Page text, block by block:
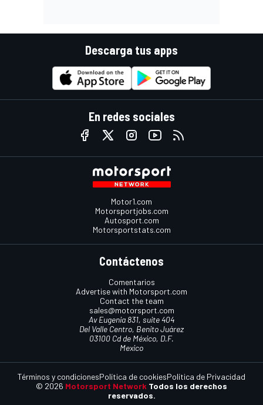
Descarga tus apps
En redes sociales
Motor1.com
Motorsportjobs.com
Autosport.com
Motorsportstats.com
Contáctenos
Comentarios
Advertise with Motorsport.com
Contact the team
sales@motorsport.com
Av Eugenia 831, suite 404
Del Valle Centro, Benito Juárez
03100 Cd de México, D.F.
Mexico
© 2026 Motorsport Network Todos los derechos
reservados.
Términos y condicionesPolítica de cookiesPolítica de Privacidad